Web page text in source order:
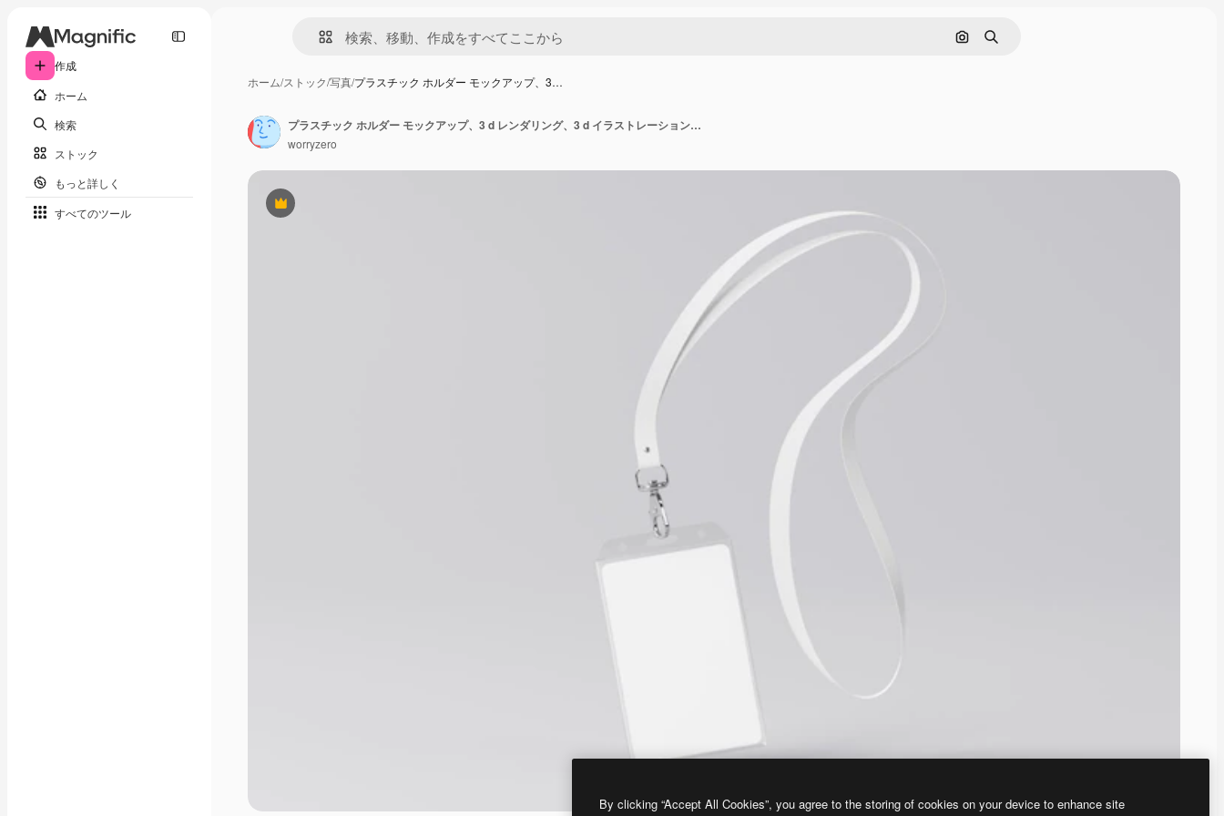
作成
ホーム
検索
ストック
もっと詳しく
すべてのツール
画像で検索
検索
ホーム/ストック/写真/プラスチック ホルダー モックアップ、3…
Premium
プラスチック ホルダー モックアップ、3 d レンダリング、3 d イラストレーションの ID カード
worryzero
By clicking “Accept All Cookies”, you agree to the storing of cookies on your device to enhance site